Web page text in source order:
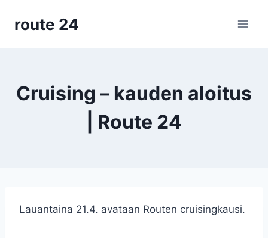
sisältöön
route 24
Cruising – kauden aloitus
| Route 24
Lauantaina 21.4. avataan Routen cruisingkausi.